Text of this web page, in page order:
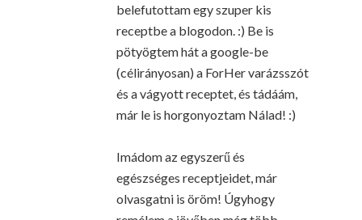
belefutottam egy szuper kis
receptbe a blogodon. :) Be is
pötyögtem hát a google-be
(célirányosan) a ForHer varázsszót
és a vágyott receptet, és tádáám,
már le is horgonyoztam Nálad! :)
Imádom az egyszerű és
egészséges receptjeidet, már
olvasgatni is öröm! Úgyhogy